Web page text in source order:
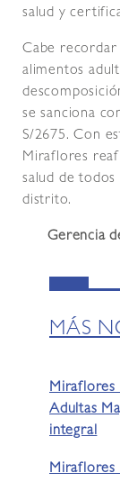
salud y
Cabe recordar
alimentos
se sanciona
S/2675. Con
Miraflores
salud de todos
distrito.
Gerencia
MÁS
Miraflores
Adultas
integral
Miraflores